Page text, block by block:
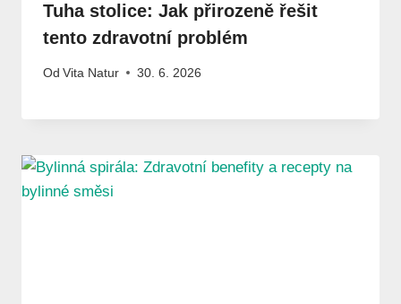
Tuha stolice: Jak přirozeně řešit
tento zdravotní problém
Od Vita Natur 30. 6. 2026